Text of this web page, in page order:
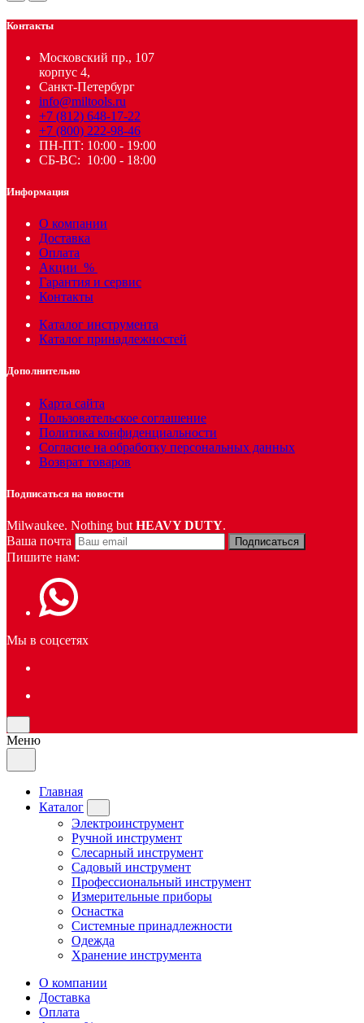
Контакты
Московский пр., 107
корпус 4,
Санкт-Петербург
info@miltools.ru
+7 (812) 648-17-22
+7 (800) 222-98-46
ПН-ПТ: 10:00 - 19:00
СБ-ВС: 10:00 - 18:00
Информация
О компании
Доставка
Оплата
Акции %
Гарантия и сервис
Контакты
Каталог инструмента
Каталог принадлежностей
Дополнительно
Карта сайта
Пользовательское соглашение
Политика конфиденциальности
Согласие на обработку персональных данных
Возврат товаров
Подписаться на новости
Milwaukee. Nothing but HEAVY DUTY.
Ваша почта
Подписаться
Пишите нам:
Мы в соцсетях
Меню
Главная
Каталог
Электроинструмент
Ручной инструмент
Слесарный инструмент
Садовый инструмент
Профессиональный инструмент
Измерительные приборы
Оснастка
Системные принадлежности
Одежда
Хранение инструмента
О компании
Доставка
Оплата